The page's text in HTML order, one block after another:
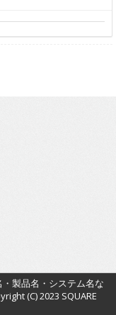
・製品名・システム名な
(C) 2023 SQUARE